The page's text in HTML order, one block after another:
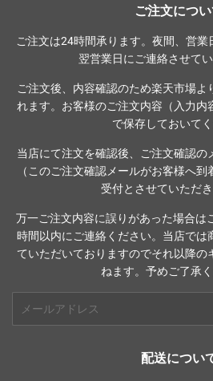
ご注文につ
ご注文は24時間承ります。夜間、営業
翌営業日にご連絡させてい
ご注文後、内容確認のため楽天市場よ
れます。お客様のご注文内容（入力内
で保存しておいて
当店にて注文を確認後、ご注文確認の
（このご注文確認メールがお客様へ
受付とさせていただき
万一ご注文内容に誤りがあった場合は
時間以内にご連絡ください。当店では
ていただいておりますのでそれ以降の
ねます。予めご了承く
配送につい